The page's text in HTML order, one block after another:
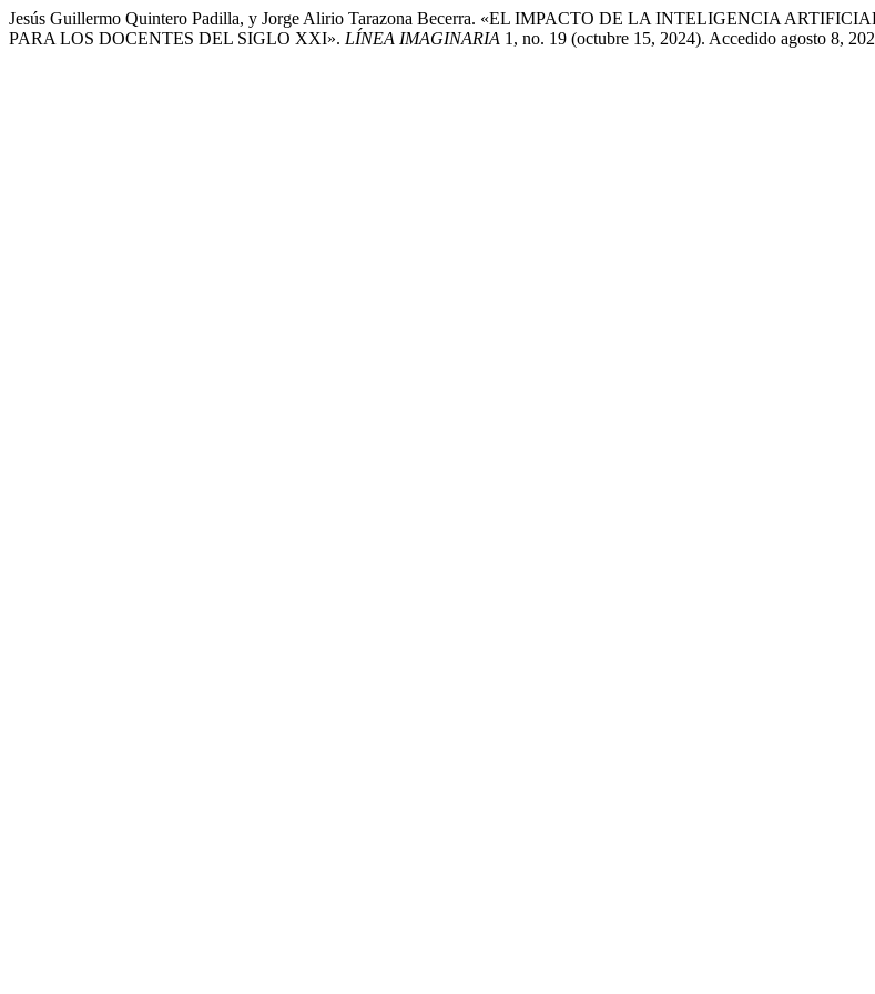
Jesús Guillermo Quintero Padilla, y Jorge Alirio Tarazona Becerra. «EL IMPACTO DE LA INTELIGENCIA
PARA LOS DOCENTES DEL SIGLO XXI». LÍNEA IMAGINARIA 1, no. 19 (octubre 15, 2024). Accedido agosto 8,